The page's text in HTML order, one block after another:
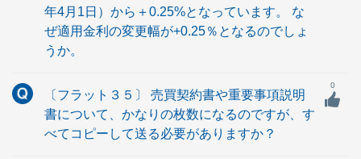
年4月1日）から＋0.25%となっています。 な
ぜ適用金利の変更幅が+0.25％となるのでしょ
うか。
〔フラット３５〕 売買契約書や重要事項説明
書について、かなりの枚数になるのですが、す
べてコピーして送る必要がありますか？
0